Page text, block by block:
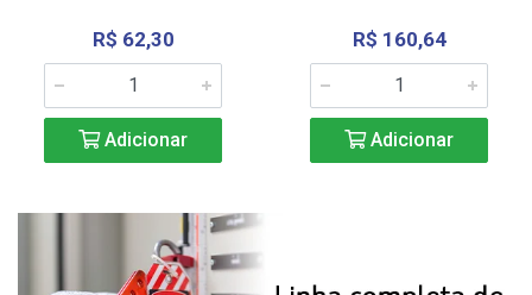
R$ 62,30
Adicionar
R$ 160,64
Adicionar